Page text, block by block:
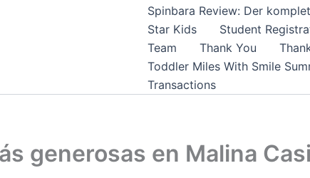
Spinbara Review: Der
Star Kids
Student
Team
Thank You
Toddler Miles With Smile
Transactions
generosas en Malina